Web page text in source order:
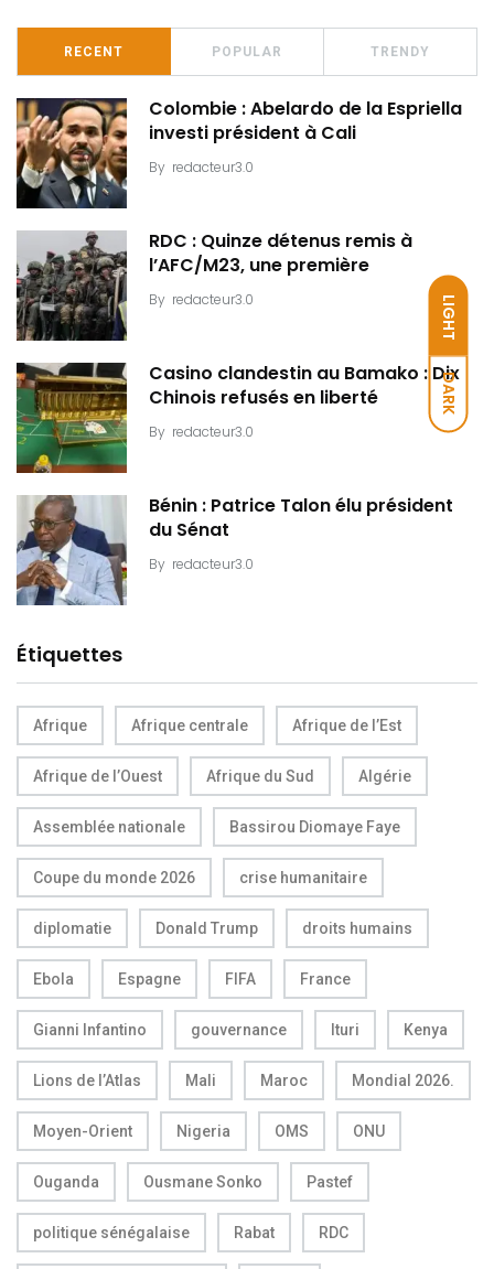
LIGHT
DARK
RECENT POPULAR TRENDY
Colombie : Abelardo de la Espriella
investi président à Cali
By redacteur3.0
RDC : Quinze détenus remis à
l’AFC/M23, une première
By redacteur3.0
Casino clandestin au Bamako : Dix
Chinois refusés en liberté
By redacteur3.0
Bénin : Patrice Talon élu président
du Sénat
By redacteur3.0
Étiquettes
Afrique Afrique centrale Afrique de l’Est
Afrique de l’Ouest Afrique du Sud Algérie
Assemblée nationale Bassirou Diomaye Faye
Coupe du monde 2026 crise humanitaire
diplomatie Donald Trump droits humains
Ebola Espagne FIFA France
Gianni Infantino gouvernance Ituri Kenya
Lions de l’Atlas Mali Maroc Mondial 2026.
Moyen-Orient Nigeria OMS ONU
Ouganda Ousmane Sonko Pastef
politique sénégalaise Rabat RDC